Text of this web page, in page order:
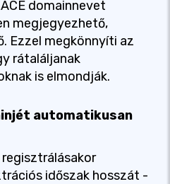
domainnevet
megjegyezhető,
Ezzel megkönnyíti az
rátaláljanak
is elmondják.
automatikusan
regisztrálásakor
időszak hosszát -